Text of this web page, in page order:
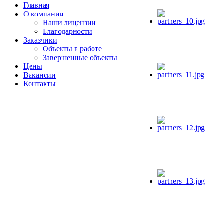
Главная
О компании
Наши лицензии
Благодарности
Заказчики
Объекты в работе
Завершенные объекты
Цены
Вакансии
Контакты